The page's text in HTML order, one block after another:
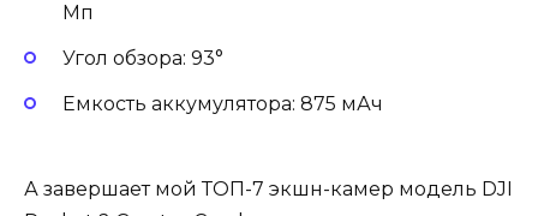
Мп
Угол обзора: 93°
Емкость аккумулятора: 875 мАч
А завершает мой ТОП-7 экшн-камер модель DJI